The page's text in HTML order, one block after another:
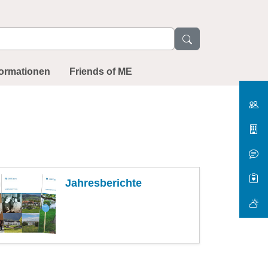
Friends of ME
Jahresberichte